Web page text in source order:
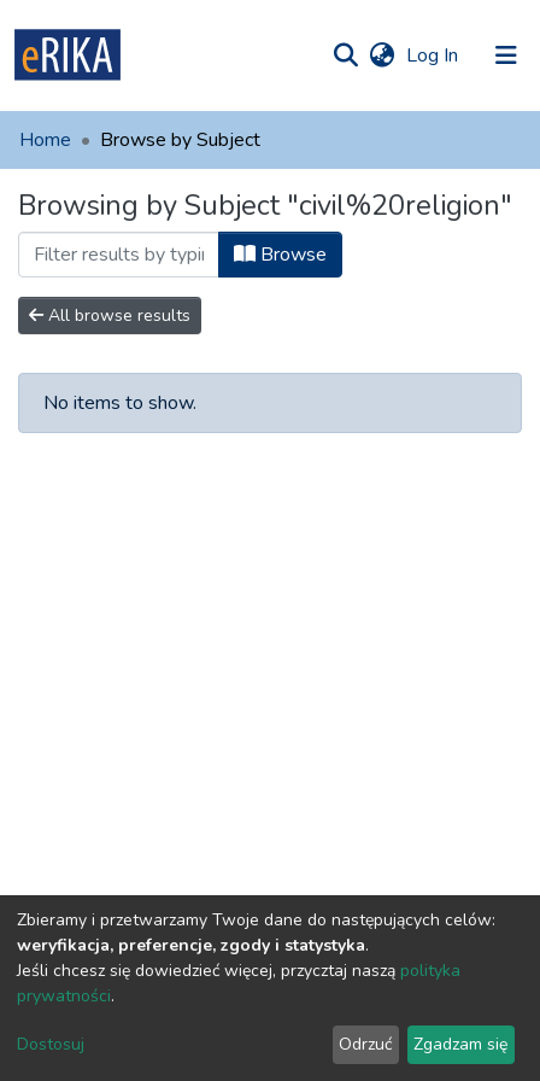
Log In (current)
UAFM
For authors
Help
Contact
Home Browse by Subject
Browsing by Subject "civil%20religion"
Browse
All browse results
No items to show.
DSpace software copyright © 2002-2026LYRASIS
Privacy policy Regulations
Zbieramy i przetwarzamy Twoje dane do następujących celów:
weryfikacja, preferencje, zgody i statystyka.
Jeśli chcesz się dowiedzieć więcej, przycztaj naszą polityka
prywatności.
Dostosuj Odrzuć Zgadzam się